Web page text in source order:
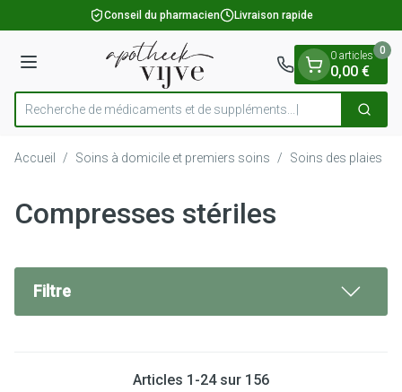
Aller au contenu
1 de 1Conseil du pharmacien Livraison rapide
Menu
Rechercher
Recherche de médicaments
0 articles
0,00 €
0
Accueil / Soins à domicile et premiers soins / Soins des plaies
Compresses stériles
Filtre
Articles 1 -24sur 156